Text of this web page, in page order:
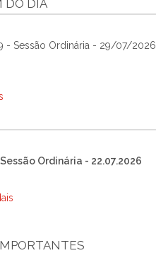
DO DIA
- Sessão Ordinária - 29/07/2026
Ordinária - 22.07.2026